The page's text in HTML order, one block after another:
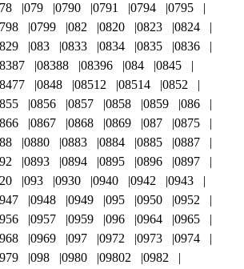
079 0790 0791 0794
0795
0799 082 0820 0823
0824
083 0833 0834 0835
0836
08388 08396 084
0845
0848 08512 08514
0852
0856 0857 0858 0859
086
0867 0868 0869 087
0875
0880 0883 0884 0885
0887
0893 0894 0895 0896
0897
093 0930 0940 0942
0943
0948 0949 095 0950
0952
0957 0959 096 0964
0965
0969 097 0972 0973
0974
098 0980 09802
0982